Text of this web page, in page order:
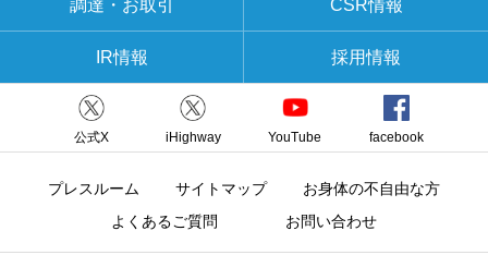
調達・お取引 CSR情報
IR情報 採用情報
公式X iHighway YouTube facebook
プレスルーム サイトマップ
お身体の不自由な方
よくあるご質問
お問い合わせ